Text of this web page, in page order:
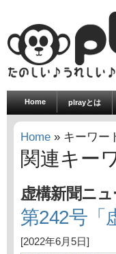
Home plrayとは
Home » キーワー
関連キー
虚構新聞ニュ
第242号「
[2022年6月5日]